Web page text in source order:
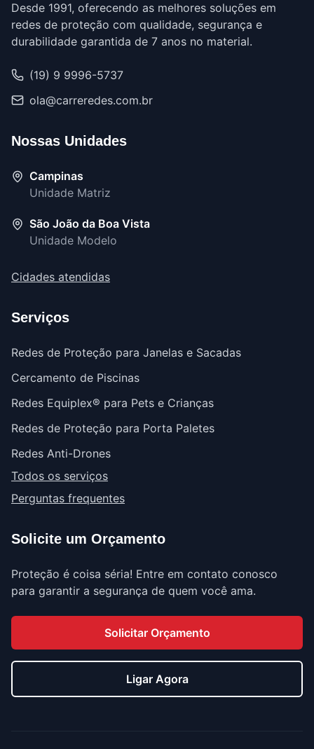
Desde 1991, oferecendo as melhores soluções em
redes de proteção com qualidade, segurança e
durabilidade garantida de 7 anos no material.
(19) 9 9996-5737
ola@carreredes.com.br
Nossas Unidades
Campinas
Unidade Matriz
São João da Boa Vista
Unidade Modelo
Cidades atendidas
Serviços
Redes de Proteção para Janelas e Sacadas
Cercamento de Piscinas
Redes Equiplex® para Pets e Crianças
Redes de Proteção para Porta Paletes
Redes Anti-Drones
Todos os serviços
Perguntas frequentes
Solicite um Orçamento
Proteção é coisa séria! Entre em contato conosco
para garantir a segurança de quem você ama.
Solicitar Orçamento
Ligar Agora